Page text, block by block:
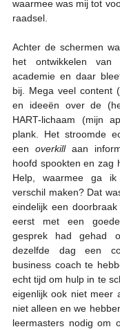
waarmee was mij tot
raadsel.
Achter de schermen
het ontwikkelen
academie en daar
bij. Mega veel content
en ideeën over de
HART-lichaam (mijn
plank. Het stroomde
een overkill aan
hoofd spookten en zag
Help, waarmee ga
verschil maken? Dat
eindelijk een
eerst met een
gesprek had gehad
dezelfde dag een
business coach te
echt tijd om hulp in te
eigenlijk ook niet meer
niet alleen en we
leermasters nodig om